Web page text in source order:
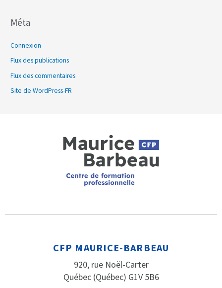
Méta
Connexion
Flux des publications
Flux des commentaires
Site de WordPress-FR
CFP MAURICE-BARBEAU
920, rue Noël-Carter
Québec (Québec) G1V 5B6